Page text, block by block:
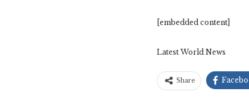
[embedded content]
Latest World News
Share